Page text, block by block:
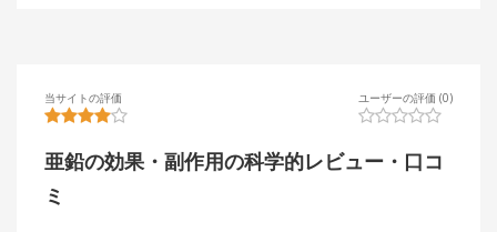
当サイトの評価 ユーザーの評価 (0)
亜鉛の効果・副作用の科学的レビュー・口コ
ミ